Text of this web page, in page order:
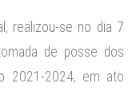
realizou-se no dia 7
de posse dos
2021-2024, em ato